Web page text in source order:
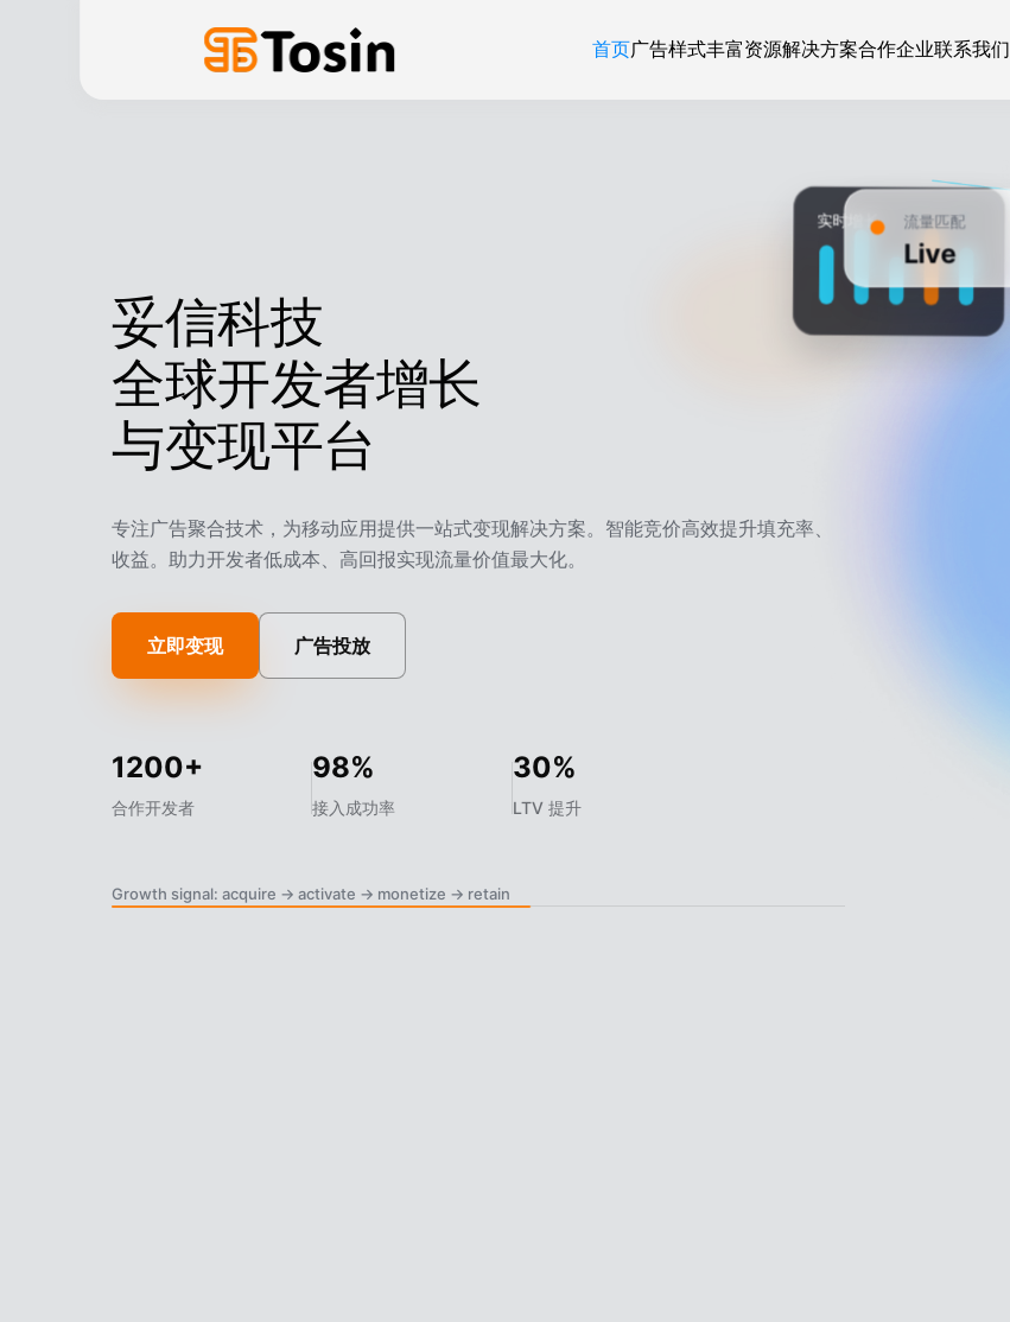
首页广告样式丰富资源解决方案合作企业联系我们
妥信科技
全球开发者增长
与变现平台
专注广告聚合技术，为移动应用提供一站式变现解决方案。智能竞价高效提升填充率、
收益。助力开发者低成本、高回报实现流量价值最大化。
立即变现 广告投放
1200+
合作开发者
98%
接入成功率
30%
LTV 提升
Growth signal: acquire -> activate -> monetize -> retain
实时增长 流量匹配
Live